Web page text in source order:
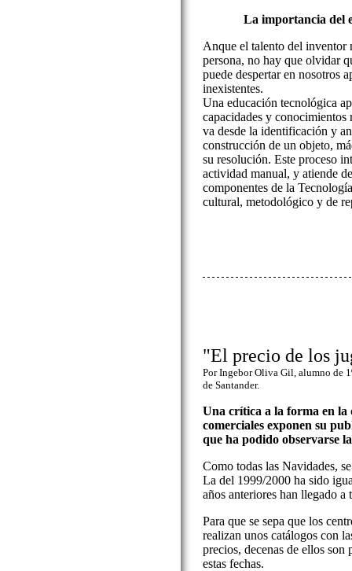
La importancia del
Anque el talento del inventor
persona, no hay que olvidar
puede despertar en nosotros
inexistentes.
Una educación tecnológica
capacidades y conocimientos
va desde la identificación y
construcción de un objeto,
su resolución. Este proceso
actividad manual, y atiende
componentes de la
cultural, metodológico y de
"El precio de los
Por Ingebor Oliva Gil, alumno de
de Santander.
Una crítica a la forma en la
comerciales exponen su
que ha podido observarse
Como todas las Navidades,
La del 1999/2000 ha sido
años anteriores han llegado a
Para que se sepa que los
realizan unos catálogos con
precios, decenas de ellos son
estas fechas.